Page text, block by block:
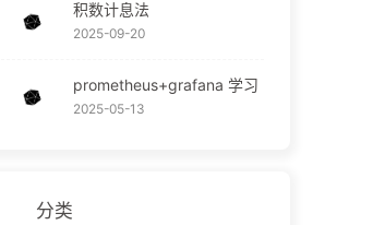
积数计息法
2025-09-20
prometheus+grafana 学习
2025-05-13
分类